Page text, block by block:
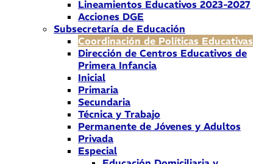
Lineamientos Educativos 2023-2027
Acciones DGE
Subsecretaría de Educación
Coordinación de Políticas Educativas
Dirección de Centros Educativos de
Primera Infancia
Inicial
Primaria
Secundaria
Técnica y Trabajo
Permanente de Jóvenes y Adultos
Privada
Especial